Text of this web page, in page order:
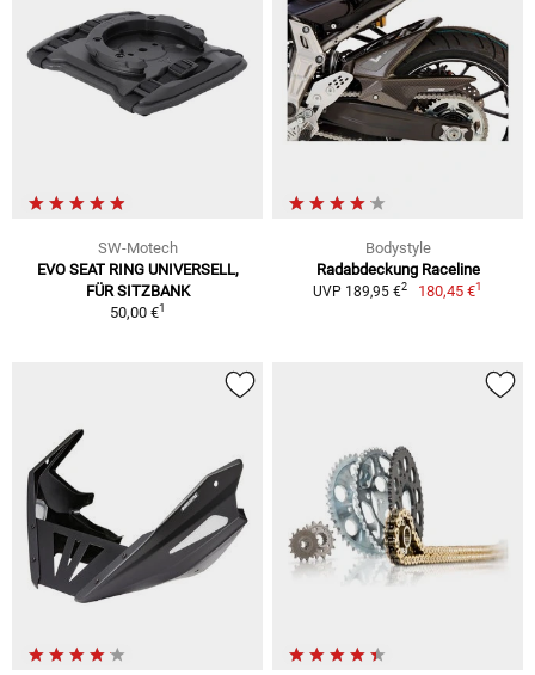
SW-Motech
EVO SEAT RING UNIVERSELL,
FÜR SITZBANK
50,00 €1
Bodystyle
Radabdeckung Raceline
UVP 189,95 €2 180,45 €1